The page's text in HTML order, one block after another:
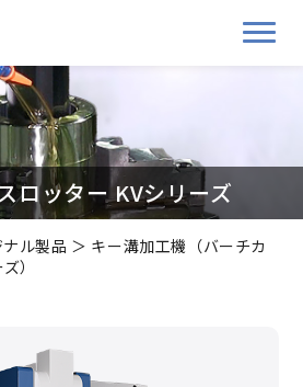
ロッター KVシリーズ
ル製品 ＞ キー溝加工機（バーチカ
）